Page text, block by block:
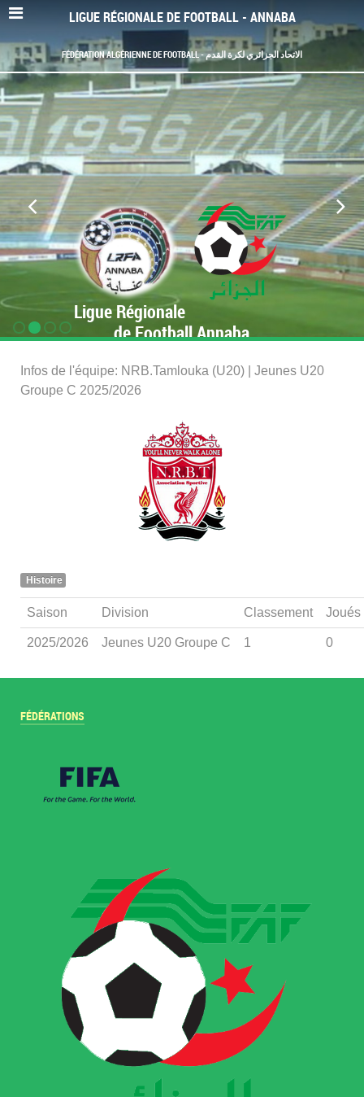
LIGUE RÉGIONALE DE FOOTBALL - ANNABA
FÉDÉRATION ALGÉRIENNE DE FOOTBALL - الاتحاد الجزائري لكرة القدم
Ligue Régionale
de Football Annaba
Infos de l'équipe: NRB.Tamlouka (U20) | Jeunes U20
Groupe C 2025/2026
Histoire
Saison Division Classement Joués
2025/2026 Jeunes U20 Groupe C 1 0
FÉDÉRATIONS